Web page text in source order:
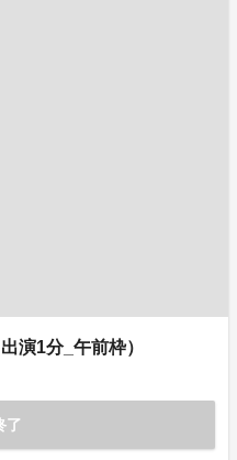
演1分_午前枠）
了